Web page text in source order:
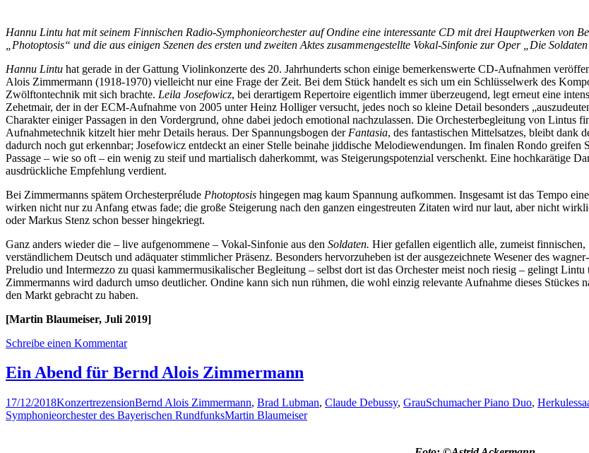
Hannu Lintu hat mit seinem Finnischen Radio-Symphonieorchester auf Ondine eine interessante CD mit drei Hauptwerken von
„Photoptosis“ und die aus einigen Szenen des ersten und zweiten Aktes zusammengestellte Vokal-Sinfonie zur Oper „Die
Hannu Lintu hat gerade in der Gattung Violinkonzerte des 20. Jahrhunderts schon einige bemerkenswerte CD-Aufnahmen
Alois Zimmermann (1918-1970) vielleicht nur eine Frage der Zeit. Bei dem Stück handelt es sich um ein Schlüsselwerk des
Zwölftontechnik mit sich brachte. Leila Josefowicz, bei derartigem Repertoire eigentlich immer überzeugend, legt erneut eine
Zehetmair, der in der ECM-Aufnahme von 2005 unter Heinz Holliger versucht, jedes noch so kleine Detail besonders
Charakter einiger Passagen in den Vordergrund, ohne dabei jedoch emotional nachzulassen. Die Orchesterbegleitung von Lintus
Aufnahmetechnik kitzelt hier mehr Details heraus. Der Spannungsbogen der Fantasia, des fantastischen Mittelsatzes, bleibt dank
dadurch noch gut erkennbar; Josefowicz entdeckt an einer Stelle beinahe jiddische Melodiewendungen. Im finalen Rondo
Passage – wie so oft – ein wenig zu steif und martialisch daherkommt, was Steigerungspotenzial verschenkt. Eine hochkarätige
ausdrückliche Empfehlung verdient.
Bei Zimmermanns spätem Orchesterprélude Photoptosis hingegen mag kaum Spannung aufkommen. Insgesamt ist das Tempo
wirken nicht nur zu Anfang etwas fade; die große Steigerung nach den ganzen eingestreuten Zitaten wird nur laut, aber nicht
oder Markus Stenz schon besser hingekriegt.
Ganz anders wieder die – live aufgenommene – Vokal-Sinfonie aus den Soldaten. Hier gefallen eigentlich alle, zumeist
verständlichem Deutsch und adäquater stimmlicher Präsenz. Besonders hervorzuheben ist der ausgezeichnete Wesener des
Preludio und Intermezzo zu quasi kammermusikalischer Begleitung – selbst dort ist das Orchester meist noch riesig – gelingt
Zimmermanns wird dadurch umso deutlicher. Ondine kann sich nun rühmen, die wohl einzig relevante Aufnahme dieses
den Markt gebracht zu haben.
[Martin Blaumeiser, Juli 2019]
Schreibe einen Kommentar
Ein Abend für Bernd Alois Zimmermann
17/12/2018KonzertrezensionBernd Alois Zimmermann, Brad Lubman, Claude Debussy, GrauSchumacher Piano Duo,
Symphonieorchester des Bayerischen RundfunksMartin Blaumeiser